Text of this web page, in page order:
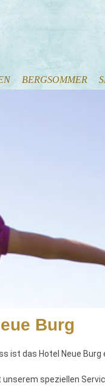
BERGSOMMER
Burg
ist das Hotel Neue
unserem speziellen